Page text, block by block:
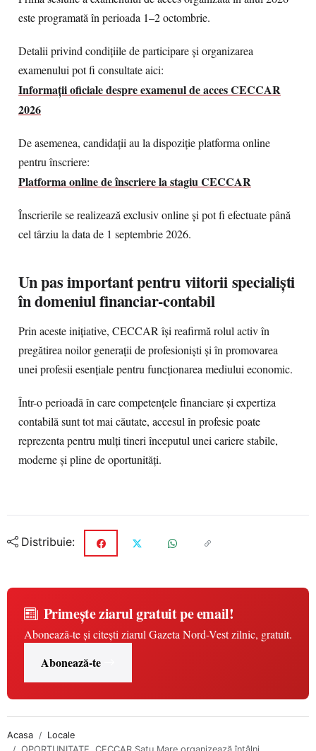
este programată în perioada 1–2 octombrie.
Detalii privind condițiile de participare și organizarea
examenului pot fi consultate aici:
Informații oficiale despre examenul de acces CECCAR
2026
De asemenea, candidații au la dispoziție platforma online
pentru înscriere:
Platforma online de înscriere la stagiu CECCAR
Înscrierile se realizează exclusiv online și pot fi efectuate până
cel târziu la data de 1 septembrie 2026.
Un pas important pentru viitorii specialiști
în domeniul financiar-contabil
Prin aceste inițiative, CECCAR își reafirmă rolul activ în
pregătirea noilor generații de profesioniști și în promovarea
unei profesii esențiale pentru funcționarea mediului economic.
Într-o perioadă în care competențele financiare și expertiza
contabilă sunt tot mai căutate, accesul în profesie poate
reprezenta pentru mulți tineri începutul unei cariere stabile,
moderne și pline de oportunități.
Distribuie:
Primește ziarul gratuit pe email!
Abonează-te și citești ziarul Gazeta Nord-Vest zilnic, gratuit.
Abonează-te
Acasa
Locale